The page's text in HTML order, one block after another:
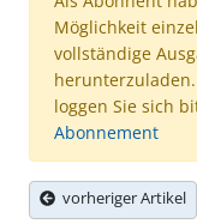
Möglichkeit
vollständige
loggen Sie sich
Abonnement
vorheriger Artikel